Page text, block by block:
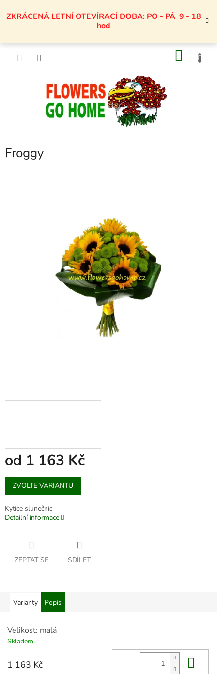
naZKRÁCENÁ LETNÍ OTEVÍRACÍ DOBA: PO - PÁ 9 - 18
hod
Froggy
od 1 163 Kč
Měrná
cena:
ZVOLTE VARIANTU
Kytice slunečnic
Detailní informace
ZEPTAT SE SDÍLET
Varianty Popis
Velikost: malá
Skladem
1 163 Kč